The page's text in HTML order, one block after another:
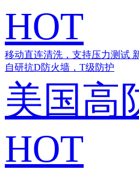
HOT
移动直连清洗，支持压力测试
自研抗D防火墙，T级防护
美国高
HOT